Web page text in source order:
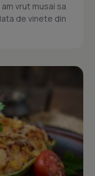
vrut musai sa
de vinete din